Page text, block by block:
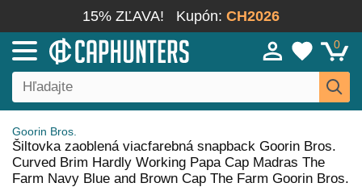
15% ZĽAVA! Kupón: CH2026
0
Goorin Bros.
Šiltovka zaoblená viacfarebná snapback Goorin Bros.
Curved Brim Hardly Working Papa Cap Madras The
Farm Navy Blue and Brown Cap The Farm Goorin Bros.